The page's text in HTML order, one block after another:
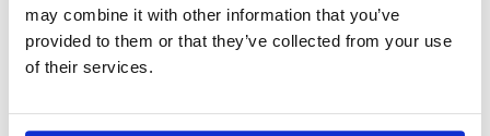
may combine it with other information that you’ve
provided to them or that they’ve collected from your use
of their services.